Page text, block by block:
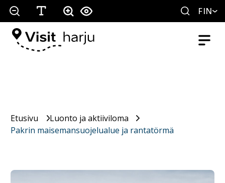
FIN
Etusivu
Luonto ja aktiiviloma
Pakrin maisemansuojelualue ja rantatörmä